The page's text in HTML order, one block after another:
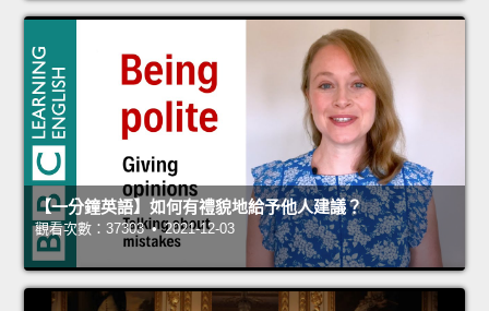
【一分鐘英語】如何有禮貌地給予他人建議？
觀看次數：37303 • 2021-12-03